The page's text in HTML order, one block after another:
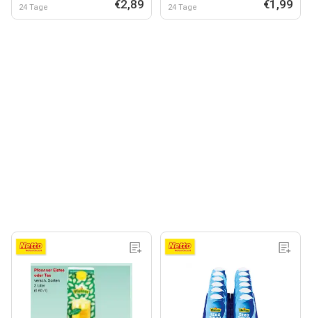
24 Tage €2,89 24 Tage €1,99